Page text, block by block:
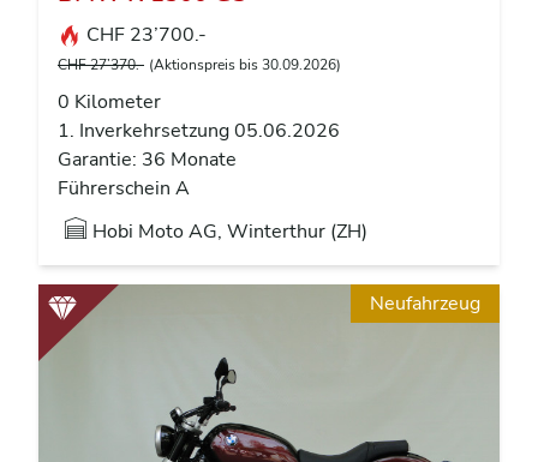
CHF 23’700.-
CHF 27’370.- (Aktionspreis bis 30.09.2026)
0 Kilometer
1. Inverkehrsetzung 05.06.2026
Garantie: 36 Monate
Führerschein A
Hobi Moto AG, Winterthur (ZH)
Neufahrzeug